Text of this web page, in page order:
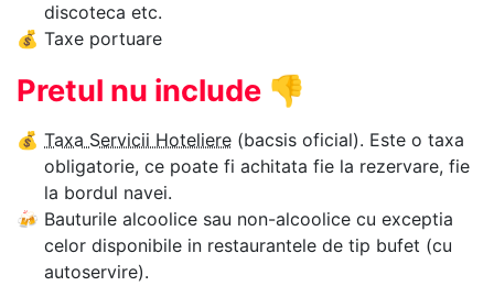
discoteca etc.
💰 Taxe portuare
Pretul nu include 👎
💰 Taxa Servicii Hoteliere (bacsis oficial). Este o taxa
obligatorie, ce poate fi achitata fie la rezervare, fie
la bordul navei.
🍻 Bauturile alcoolice sau non-alcoolice cu exceptia
celor disponibile in restaurantele de tip bufet (cu
autoservire).